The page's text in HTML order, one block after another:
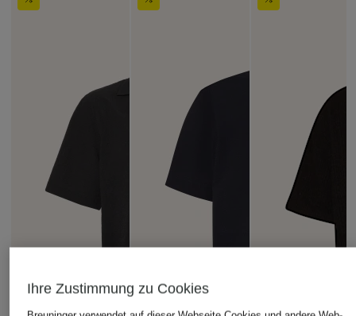
Ihre Zustimmung zu Cookies